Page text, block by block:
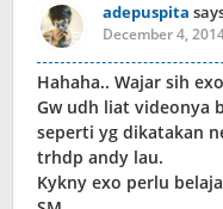
adepuspita
December 4,
Hahaha.. Wajar sih
Gw udh liat videonya
seperti yg dikatakan
trhdp andy lau.
Kykny exo perlu